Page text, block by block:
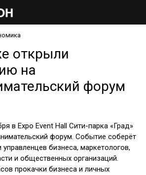
открыли
на
форум
в Expo Event Hall Сити-парка «Град»
форум. Событие соберёт
бизнеса, маркетологов,
и общественных организаций.
прокачки бизнеса и личных